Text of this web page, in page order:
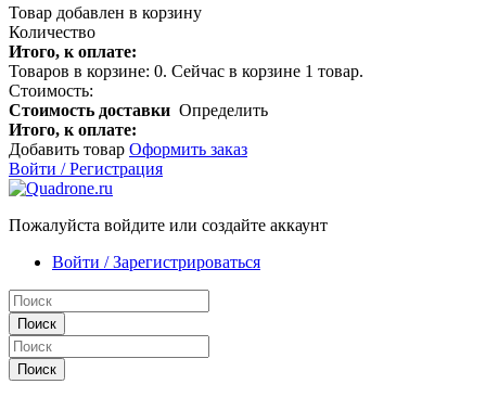
Товар добавлен в корзину
Количество
Итого, к оплате:
Товаров в корзине: 0. Сейчас в корзине 1 товар.
Стоимость:
Стоимость доставки Определить
Итого, к оплате:
Добавить товар Оформить заказ
Войти / Регистрация
Пожалуйста войдите или создайте аккаунт
Войти / Зарегистрироваться
Поиск
Поиск